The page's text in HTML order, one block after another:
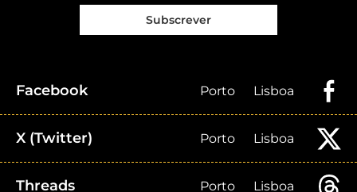
Subscrever
Facebook Porto Lisboa
X (Twitter) Porto Lisboa
Threads Porto Lisboa